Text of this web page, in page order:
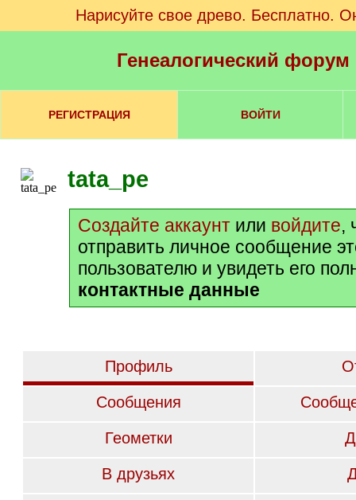
Нарисуйте свое древо. Бесплатно.
Генеалогический
РЕГИСТРАЦИЯ ВОЙТИ
tata_pe
Создайте аккаунт или войдите,
отправить личное сообщение
пользователю и увидеть его
контактные данные
Профиль
Сообщения
Геометки
В друзьях